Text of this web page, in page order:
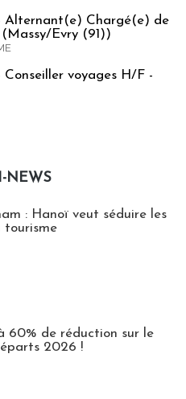
Alternant(e) Chargé(e) de
Evry (91))
voyages H/F -
NEWS
: Hanoï veut séduire les
tourisme
60% de réduction sur le
2026 !